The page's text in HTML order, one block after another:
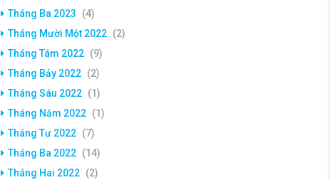
Tháng Ba 2023
(4)
Tháng Mười Một 2022 (2)
Tháng Tám 2022 (9)
Tháng Bảy 2022 (2)
Tháng Sáu 2022 (1)
Tháng Năm 2022 (1)
Tháng Tư 2022 (7)
Tháng Ba 2022 (14)
Tháng Hai 2022 (2)